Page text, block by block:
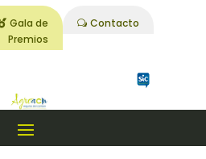
Gala de
Premios
Contacto